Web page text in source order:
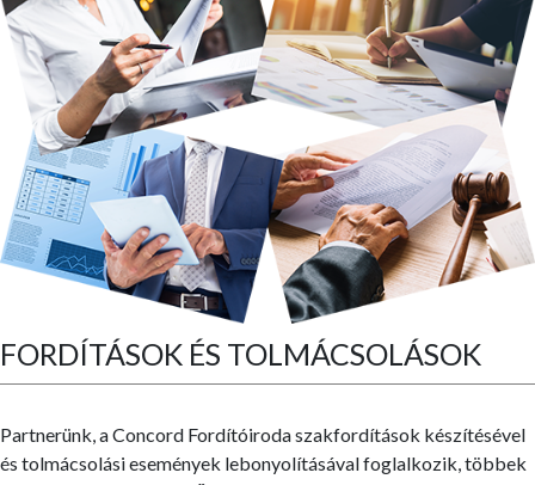
FORDÍTÁSOK ÉS TOLMÁCSOLÁSOK
Partnerünk, a Concord Fordítóiroda szakfordítások készítésével
és tolmácsolási események lebonyolításával foglalkozik, többek